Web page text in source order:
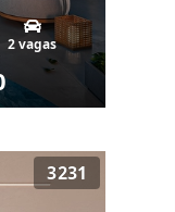
2 vagas
3231